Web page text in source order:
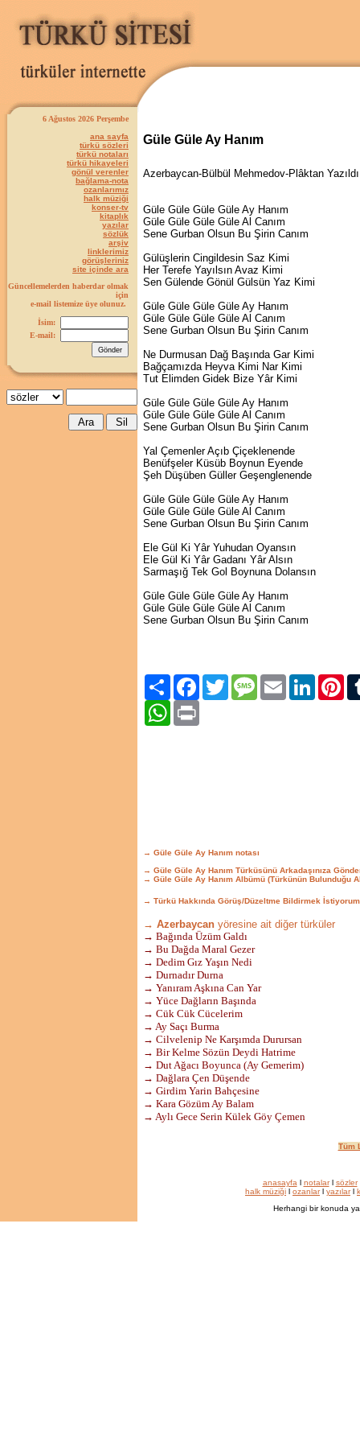
6 Ağustos 2026 Perşembe
ana sayfa
türkü sözleri
türkü notaları
türkü hikayeleri
gönül verenler
bağlama-nota
ozanlarımız
halk müziği
konser-tv
kitaplık
yazılar
sözlük
arşiv
linklerimiz
görüşleriniz
site içinde ara
Güncellemelerden haberdar olmak
için
e-mail listemize üye olunuz.
İsim:
E-mail:
Güle Güle Ay Hanım
Azerbaycan-Bülbül Mehmedov-Plâktan Yazıldı
Güle Güle Güle Güle Ay Hanım
Güle Güle Güle Güle Al Canım
Sene Gurban Olsun Bu Şirin Canım
Gülüşlerin Cingildesin Saz Kimi
Her Terefe Yayılsın Avaz Kimi
Sen Gülende Gönül Gülsün Yaz Kimi
Güle Güle Güle Güle Ay Hanım
Güle Güle Güle Güle Al Canım
Sene Gurban Olsun Bu Şirin Canım
Ne Durmusan Dağ Başında Gar Kimi
Bağçamızda Heyva Kimi Nar Kimi
Tut Elimden Gidek Bize Yâr Kimi
Güle Güle Güle Güle Ay Hanım
Güle Güle Güle Güle Al Canım
Sene Gurban Olsun Bu Şirin Canım
Yal Çemenler Açıb Çiçeklenende
Benüfşeler Küsüb Boynun Eyende
Şeh Düşüben Güller Geşenglenende
Güle Güle Güle Güle Ay Hanım
Güle Güle Güle Güle Al Canım
Sene Gurban Olsun Bu Şirin Canım
Ele Gül Ki Yâr Yuhudan Oyansın
Ele Gül Ki Yâr Gadanı Yâr Alsın
Sarmaşığ Tek Gol Boynuna Dolansın
Güle Güle Güle Güle Ay Hanım
Güle Güle Güle Güle Al Canım
Sene Gurban Olsun Bu Şirin Canım
Paylaş FacebookTwitter Message Email LinkedIn
WhatsApp
→ Güle Güle Ay Hanım notası
→ Güle Güle Ay Hanım Türküsünü Arkadaşınıza
→ Güle Güle Ay Hanım Albümü (Türkünün Bulunduğu
→ Türkü Hakkında Görüş/Düzeltme Bildirmek İstiyorum
→ Azerbaycan yöresine ait diğer türküler
→ Bağında Üzüm Galdı
→ Bu Dağda Maral Gezer
→ Dedim Gız Yaşın Nedi
→ Durnadır Durna
→ Yanıram Aşkına Can Yar
→ Yüce Dağların Başında
→ Cük Cük Cücelerim
→ Ay Saçı Burma
→ Cilvelenip Ne Karşımda Durursan
→ Bir Kelme Sözün Deydi Hatrime
→ Dut Ağacı Boyunca (Ay Gemerim)
→ Dağlara Çen Düşende
→ Girdim Yarin Bahçesine
→ Kara Gözüm Ay Balam
→ Aylı Gece Serin Külek Göy Çemen
Tüm
anasayfa l notalarl sözler
halk müziği l ozanlarl yazılarl
Herhangi bir konuda